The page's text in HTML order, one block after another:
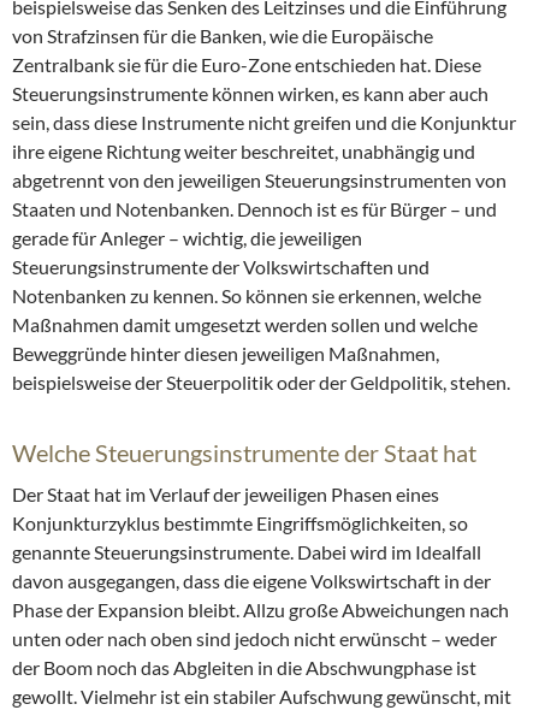
beispielsweise das Senken des Leitzinses und die Einführung
von Strafzinsen für die Banken, wie die Europäische
Zentralbank sie für die Euro-Zone entschieden hat. Diese
Steuerungsinstrumente können wirken, es kann aber auch
sein, dass diese Instrumente nicht greifen und die Konjunktur
ihre eigene Richtung weiter beschreitet, unabhängig und
abgetrennt von den jeweiligen Steuerungsinstrumenten von
Staaten und Notenbanken. Dennoch ist es für Bürger – und
gerade für Anleger – wichtig, die jeweiligen
Steuerungsinstrumente der Volkswirtschaften und
Notenbanken zu kennen. So können sie erkennen, welche
Maßnahmen damit umgesetzt werden sollen und welche
Beweggründe hinter diesen jeweiligen Maßnahmen,
beispielsweise der Steuerpolitik oder der Geldpolitik, stehen.
Welche Steuerungsinstrumente der Staat hat
Der Staat hat im Verlauf der jeweiligen Phasen eines
Konjunkturzyklus bestimmte Eingriffsmöglichkeiten, so
genannte Steuerungsinstrumente. Dabei wird im Idealfall
davon ausgegangen, dass die eigene Volkswirtschaft in der
Phase der Expansion bleibt. Allzu große Abweichungen nach
unten oder nach oben sind jedoch nicht erwünscht – weder
der Boom noch das Abgleiten in die Abschwungphase ist
gewollt. Vielmehr ist ein stabiler Aufschwung gewünscht, mit